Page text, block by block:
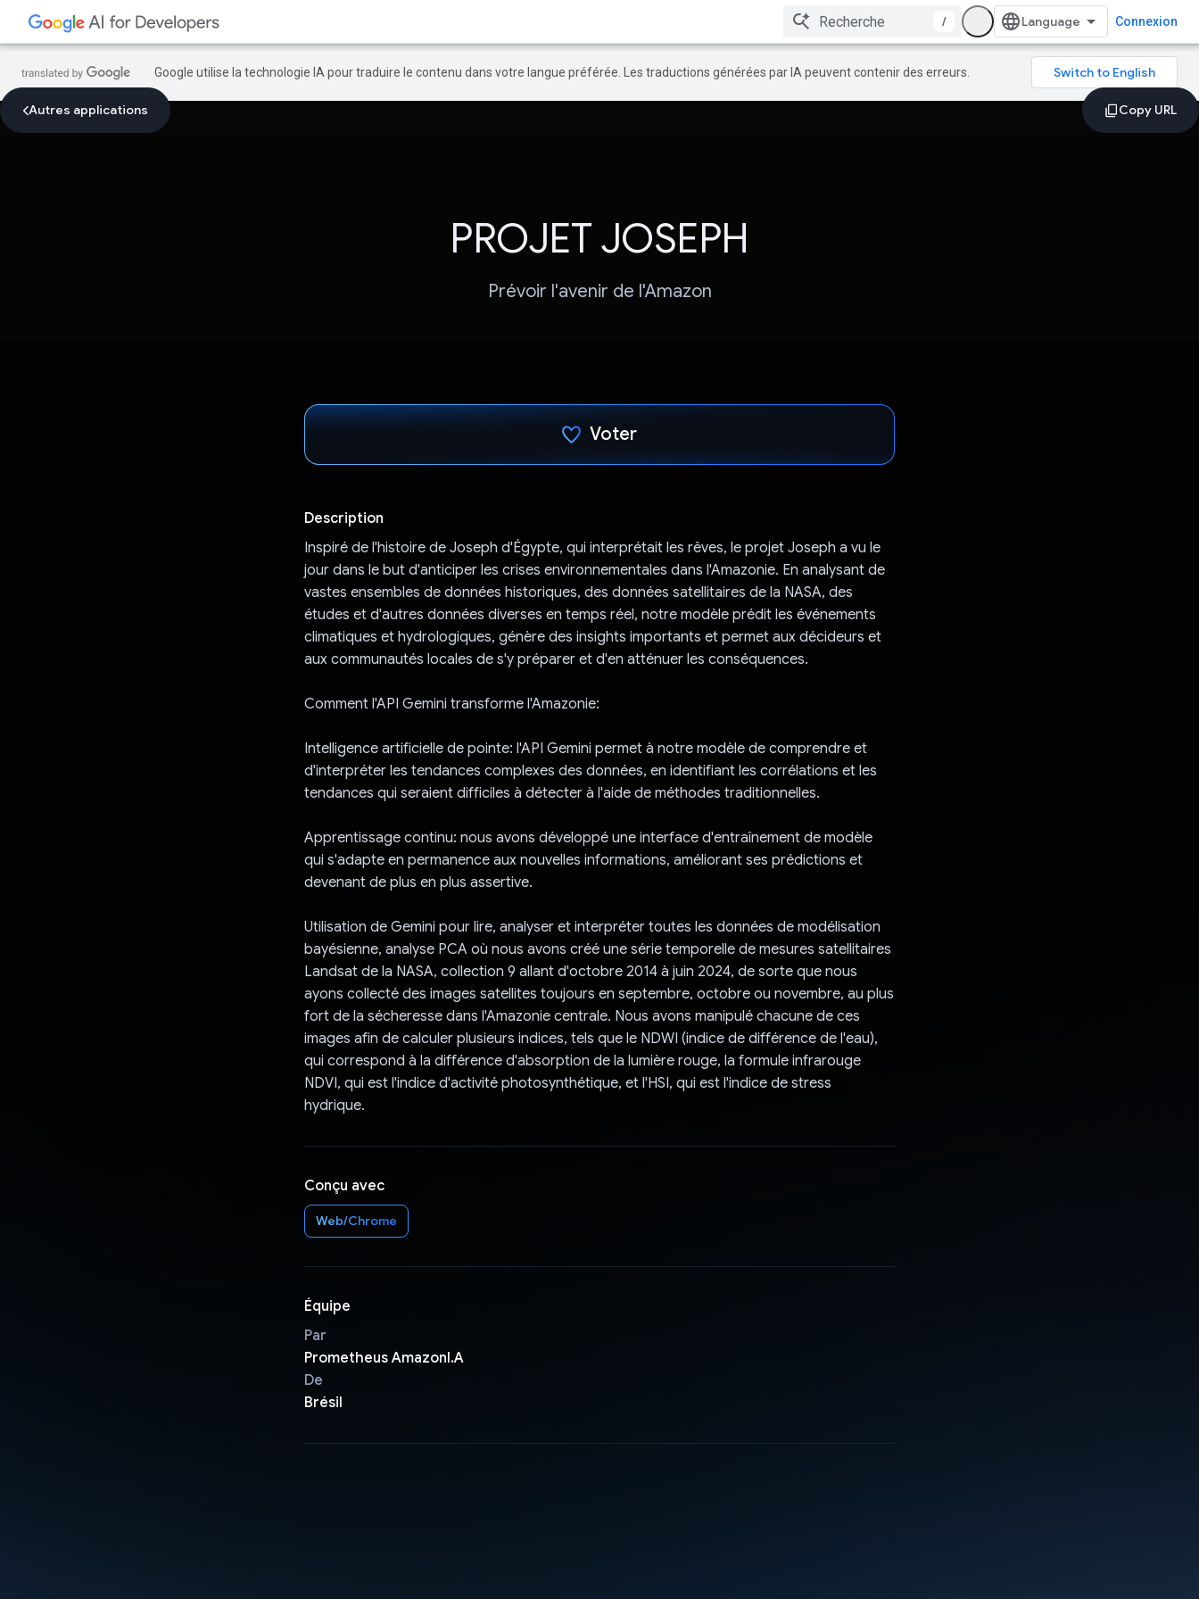
/ Connexion
Google utilise la technologie IA pour traduire le contenu dans votre langue préférée. Les traductions générées par IA peuvent contenir des erreurs.
Autres applications
PROJET JOSEPH
Prévoir l'avenir de l'Amazon
Voter
Description
Inspiré de l'histoire de Joseph d'Égypte, qui interprétait les rêves, le projet Joseph a vu le
jour dans le but d'anticiper les crises environnementales dans l'Amazonie. En analysant de
vastes ensembles de données historiques, des données satellitaires de la NASA, des
études et d'autres données diverses en temps réel, notre modèle prédit les événements
climatiques et hydrologiques, génère des insights importants et permet aux décideurs et
aux communautés locales de s'y préparer et d'en atténuer les conséquences.
Comment l'API Gemini transforme l'Amazonie:
Intelligence artificielle de pointe: l'API Gemini permet à notre modèle de comprendre et
d'interpréter les tendances complexes des données, en identifiant les corrélations et les
tendances qui seraient difficiles à détecter à l'aide de méthodes traditionnelles.
Apprentissage continu: nous avons développé une interface d'entraînement de modèle
qui s'adapte en permanence aux nouvelles informations, améliorant ses prédictions et
devenant de plus en plus assertive.
Utilisation de Gemini pour lire, analyser et interpréter toutes les données de modélisation
bayésienne, analyse PCA où nous avons créé une série temporelle de mesures satellitaires
Landsat de la NASA, collection 9 allant d'octobre 2014 à juin 2024, de sorte que nous
ayons collecté des images satellites toujours en septembre, octobre ou novembre, au plus
fort de la sécheresse dans l'Amazonie centrale. Nous avons manipulé chacune de ces
images afin de calculer plusieurs indices, tels que le NDWI (indice de différence de l'eau),
qui correspond à la différence d'absorption de la lumière rouge, la formule infrarouge
NDVI, qui est l'indice d'activité photosynthétique, et l'HSI, qui est l'indice de stress
hydrique.
Conçu avec
Web/Chrome
Équipe
Par
Prometheus AmazonI.A
De
Brésil